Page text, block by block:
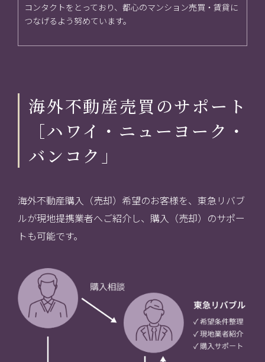
コンタクトをとっており、都心のマンション売買・賃貸に
つなげるよう努めています。
海外不動産売買のサポート
［ハワイ・ニューヨーク・
バンコク」
海外不動産購入（売却）希望のお客様を、東急リバブ
ルが現地提携業者へご紹介し、購入（売却）のサポー
トも可能です。